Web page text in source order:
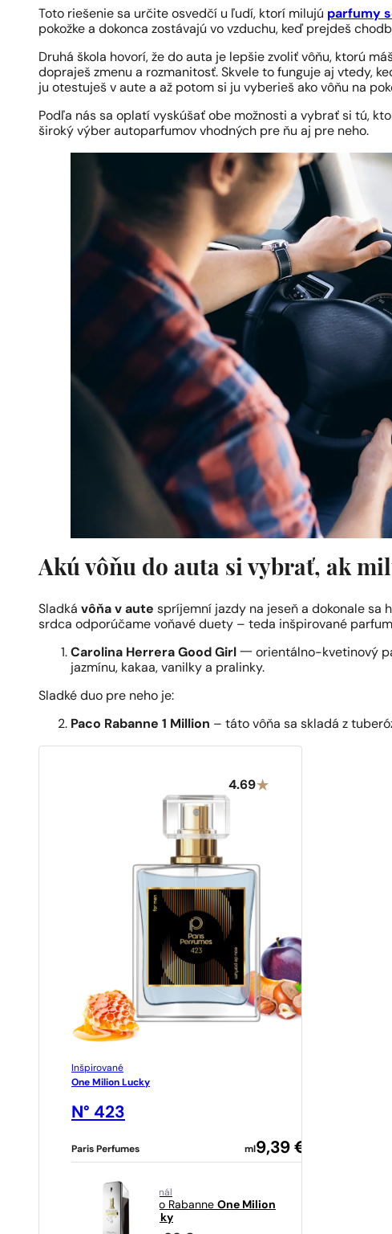
Toto riešenie sa určite osvedčí u ľudí, ktorí milujú parfumy
pokožke a dokonca zostávajú vo vzduchu, keď prejdeš
Druhá škola hovorí, že do auta je lepšie zvoliť vôňu, ktorú
dopraješ zmenu a rozmanitosť. Skvele to funguje aj vtedy,
ju otestuješ v aute a až potom si ju vyberieš ako vôňu na
Podľa nás sa oplatí vyskúšať obe možnosti a vybrať si tú,
široký výber autoparfumov vhodných pre ňu aj pre neho.
Akú vôňu do auta si vybrať, ak
Sladká vôňa v aute spríjemní jazdy na jeseň a dokonale sa
srdca odporúčame voňavé duety – teda inšpirované
Carolina Herrera Good Girl 一 orientálno-kvetinový
jazmínu, kakaa, vanilky a pralinky.
Sladké duo pre neho je:
Paco Rabanne 1 Million – táto vôňa sa skladá z
4.69
Inšpirované
One Milion Lucky
N° 423
Paris Perfumes ml 9,39 €
originál
Paco Rabanne One Milion
Lucky